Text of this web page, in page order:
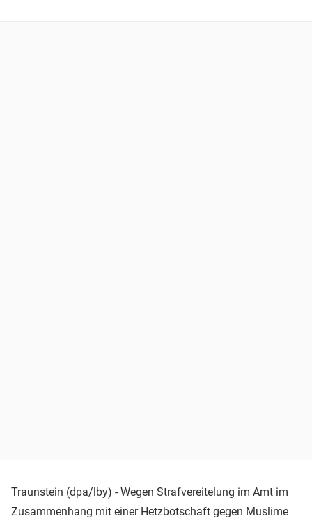
Traunstein (dpa/lby) - Wegen Strafvereitelung im Amt im
Zusammenhang mit einer Hetzbotschaft gegen Muslime